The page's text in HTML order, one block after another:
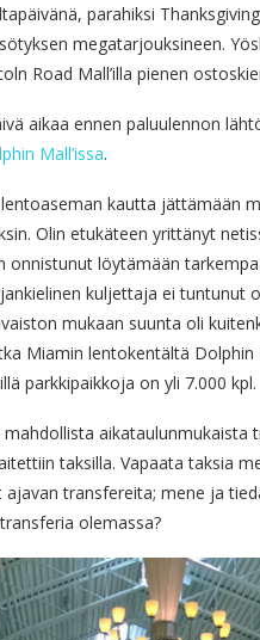
parahiksi
megatarjouksineen.
Road Mall’illa pienen
aikaa ennen paluulennon
Mall’issa.
kautta jättämään
Olin etukäteen yrittänyt
onnistunut löytämään
kuljettaja ei tuntunut
mukaan suunta oli
Miamin lentokentältä Dolphin
parkkipaikkoja on yli 7.000 kpl.
mahdollista
taksilla. Vapaata taksia
transfereita; mene ja
olemassa?